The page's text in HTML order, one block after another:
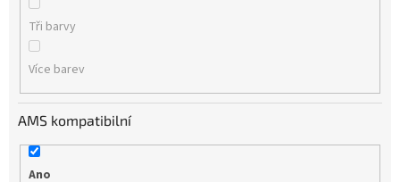
Tři barvy
Více barev
AMS kompatibilní
Ano